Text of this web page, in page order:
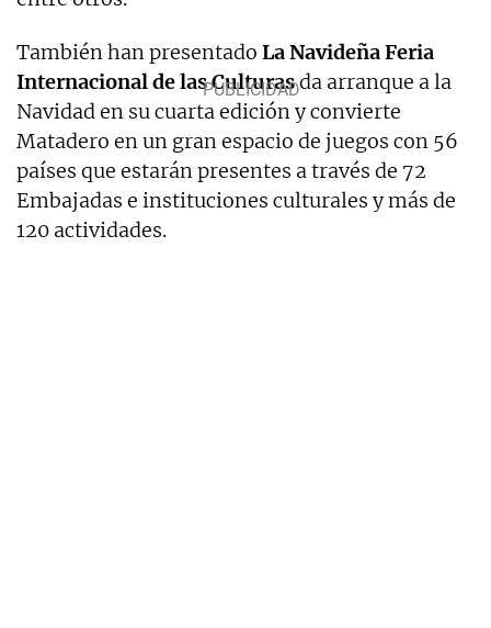
También han presentado La Navideña Feria
Internacional de las Culturasda arranque a la
Navidad en su cuarta edición y convierte
Matadero en un gran espacio de juegos con 56
países que estarán presentes a través de 72
Embajadas e instituciones culturales y más de
120 actividades.